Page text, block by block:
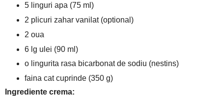
5 linguri apa (75 ml)
2 plicuri zahar vanilat (optional)
2 oua
6 lg ulei (90 ml)
o lingurita rasa bicarbonat de sodiu (nestins)
faina cat cuprinde (350 g)
Ingrediente crema: